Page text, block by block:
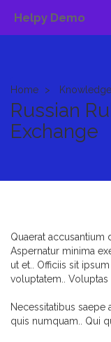
Helpy Demo
Home
Russian
Exchange
Quaerat accusantium
Aspernatur minima
ut et.. Officiis sit
voluptatem.. Voluptas
Necessitatibus saepe
quis numquam.. Qui